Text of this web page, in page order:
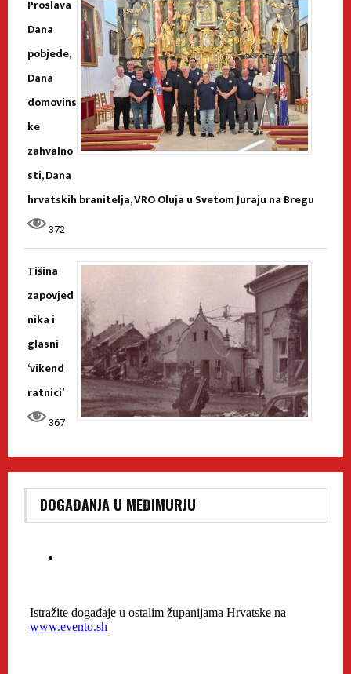
Proslava
Dana
pobjede,
Dana
domovins
ke
zahvalno
sti, Dana
hrvatskih branitelja, VRO Oluja u Svetom Juraju na Bregu
372
Tišina
zapovjed
nika i
glasni
‘vikend
ratnici’
367
DOGAĐANJA U MEĐIMURJU